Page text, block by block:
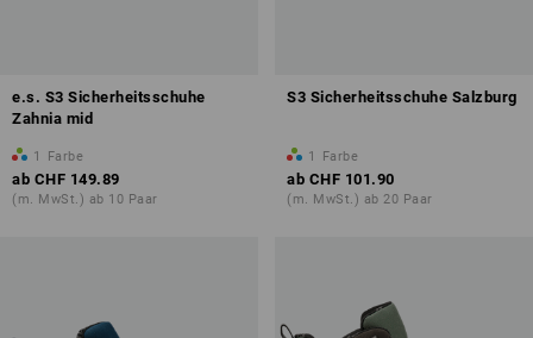
e.s. S3 Sicherheitsschuhe
Zahnia mid
1 Farbe
ab CHF 149.89
(m. MwSt.) ab 10 Paar
S3 Sicherheitsschuhe Salzburg
1 Farbe
ab CHF 101.90
(m. MwSt.) ab 20 Paar